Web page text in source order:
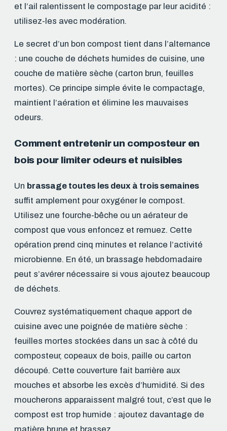
et l’ail ralentissent le compostage par leur acidité :
utilisez-les avec modération.
Le secret d’un bon compost tient dans l’alternance
: une couche de déchets humides de cuisine, une
couche de matière sèche (carton brun, feuilles
mortes). Ce principe simple évite le compactage,
maintient l’aération et élimine les mauvaises
odeurs.
Comment entretenir un composteur en
bois pour limiter odeurs et nuisibles
Un brassage toutes les deux à trois semaines
suffit amplement pour oxygéner le compost.
Utilisez une fourche-bêche ou un aérateur de
compost que vous enfoncez et remuez. Cette
opération prend cinq minutes et relance l’activité
microbienne. En été, un brassage hebdomadaire
peut s’avérer nécessaire si vous ajoutez beaucoup
de déchets.
Couvrez systématiquement chaque apport de
cuisine avec une poignée de matière sèche :
feuilles mortes stockées dans un sac à côté du
composteur, copeaux de bois, paille ou carton
découpé. Cette couverture fait barrière aux
mouches et absorbe les excès d’humidité. Si des
moucherons apparaissent malgré tout, c’est que le
compost est trop humide : ajoutez davantage de